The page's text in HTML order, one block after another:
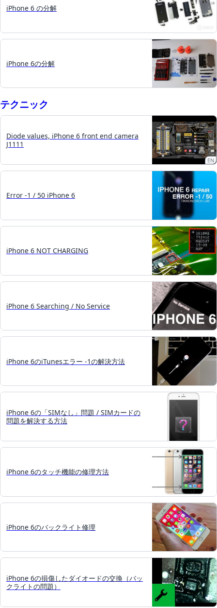
iPhone 6 の分解
iPhone 6の分解
テクニック
Diode values, iPhone 6 front end camera
J1111
EN
Error -1 / 50 iPhone 6
iPhone 6 NOT CHARGING
iPhone 6 Searching / No Service
iPhone 6のiTunesエラー -1の解決方法
iPhone 6の「SIMなし」問題 / SIMカードの
問題を解決する方法
iPhone 6のタッチ機能の修理方法
iPhone 6のバックライト修理
iPhone 6の損傷したダイオードの交換（バッ
クライトの問題）